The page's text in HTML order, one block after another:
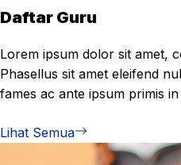
Daftar Guru
Lorem ipsum dolor sit amet,
Phasellus sit amet eleifend
fames ac ante ipsum primis
Lihat Semua